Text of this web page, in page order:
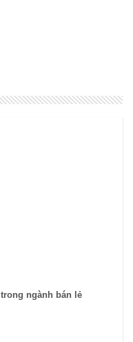
ngành bán lẻ